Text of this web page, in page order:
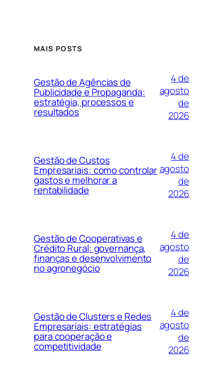
MAIS POSTS
Gestão de Agências de
Publicidade e Propaganda:
estratégia, processos e
resultados
4 de
agosto
de
2026
Gestão de Custos
Empresariais: como controlar
gastos e melhorar a
rentabilidade
4 de
agosto
de
2026
Gestão de Cooperativas e
Crédito Rural: governança,
finanças e desenvolvimento
no agronegócio
4 de
agosto
de
2026
Gestão de Clusters e Redes
Empresariais: estratégias
para cooperação e
competitividade
4 de
agosto
de
2026